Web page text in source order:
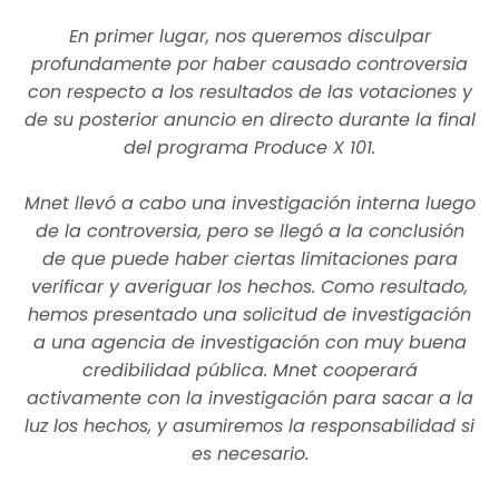
En primer lugar, nos queremos disculpar
profundamente por haber causado controversia
con respecto a los resultados de las votaciones y
de su posterior anuncio en directo durante la final
del programa Produce X 101.
Mnet llevó a cabo una investigación interna luego
de la controversia, pero se llegó a la conclusión
de que puede haber ciertas limitaciones para
verificar y averiguar los hechos. Como resultado,
hemos presentado una solicitud de investigación
a una agencia de investigación con muy buena
credibilidad pública. Mnet cooperará
activamente con la investigación para sacar a la
luz los hechos, y asumiremos la responsabilidad si
es necesario.